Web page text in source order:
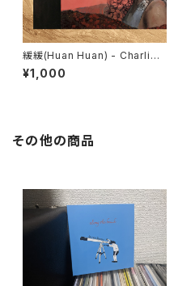
緩緩(Huan Huan) - Charlie
CD
¥1,000
その他の商品